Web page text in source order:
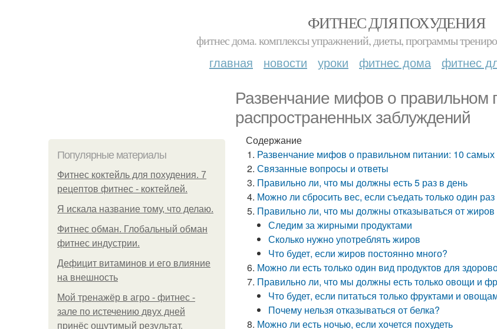
ФИТНЕС ДЛЯ ПОХУДЕНИЯ
фитнес дома. комплексы упражнений, диеты, программы
главная новости уроки фитнес дома фитнес
Развенчание мифов о правильном
распространенных заблуждений
Популярные материалы
Фитнес коктейль для похудения. 7
рецептов фитнес - коктейлей.
Я искала название тому, что делаю.
Фитнес обман. Глобальный обман
фитнес индустрии.
Дефицит витаминов и его влияние
на внешность
Мой тренажёр в агро - фитнес -
зале по истечению двух дней
принёс ощутимый результат.
Содержание
Развенчание мифов о правильном питании: 10
Связанные вопросы и ответы
Правильно ли, что мы должны есть 5 раз в день
Можно ли сбросить вес, если съедать только один
Правильно ли, что мы должны отказываться от жиров
Следим за жирными продуктами
Сколько нужно употреблять жиров
Что будет, если жиров постоянно много?
Можно ли есть только один вид продуктов для
Правильно ли, что мы должны есть только овощи и
Что будет, если питаться только фруктами и
Почему нельзя отказываться от белка?
Можно ли есть ночью, если хочется похудеть